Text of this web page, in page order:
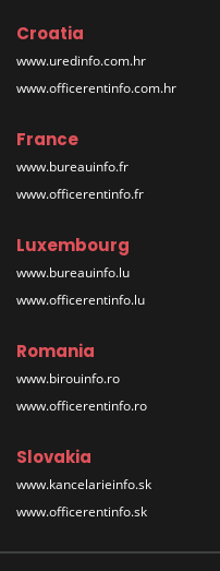
Croatia
www.uredinfo.com.hr
www.officerentinfo.com.hr
France
www.bureauinfo.fr
www.officerentinfo.fr
Luxembourg
www.bureauinfo.lu
www.officerentinfo.lu
Romania
www.birouinfo.ro
www.officerentinfo.ro
Slovakia
www.kancelarieinfo.sk
www.officerentinfo.sk